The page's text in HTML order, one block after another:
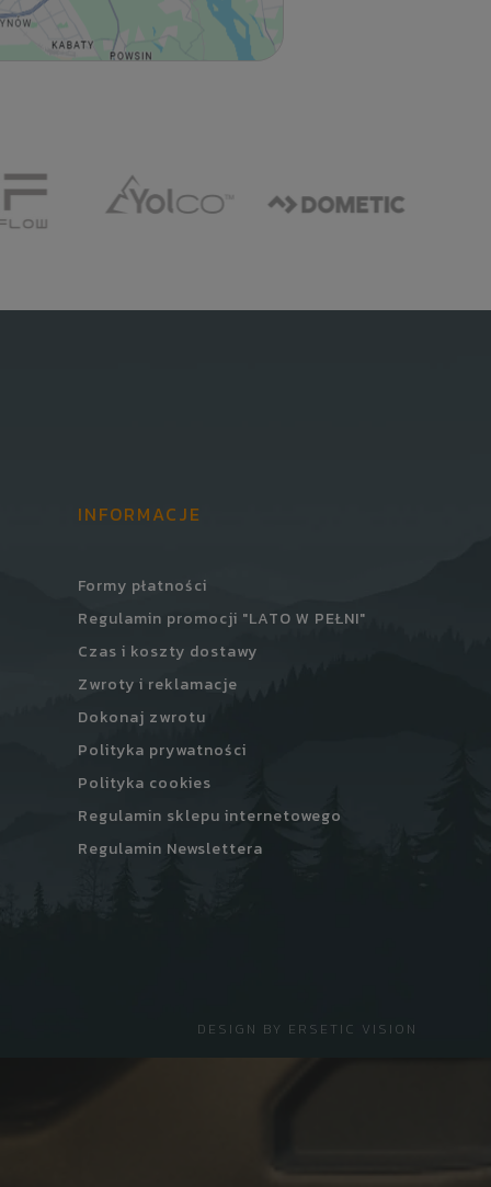
INFORMACJE
Formy płatności
Regulamin promocji "LATO W PEŁNI"
Czas i koszty dostawy
Zwroty i reklamacje
Dokonaj zwrotu
Polityka prywatności
Polityka cookies
Regulamin sklepu internetowego
Regulamin Newslettera
DESIGN BY ERSETIC VISION